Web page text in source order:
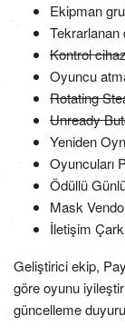
Ekipman
Kontrol
Oyuncu
Rotating
Unready
Yeniden
Oyuncuları
Ödüllü
Mask
İletişim
Geliştirici ekip,
göre oyunu
güncelleme